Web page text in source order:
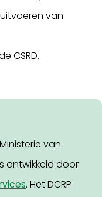
van
CSRD.
van
ontwikkeld door
. Het DCRP